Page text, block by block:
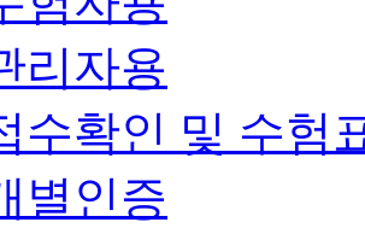
리자용
수확인 및 수험
별인증